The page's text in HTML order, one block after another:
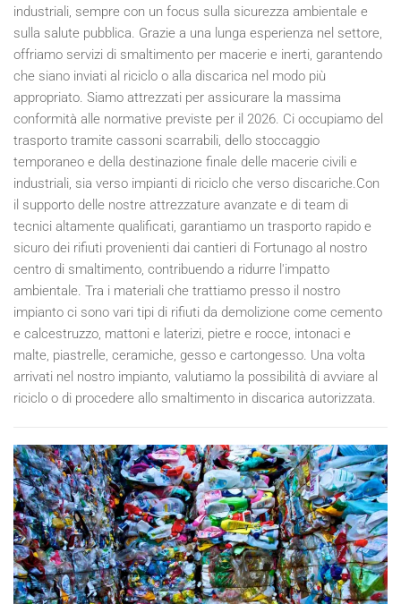
industriali, sempre con un focus sulla sicurezza ambientale e
sulla salute pubblica. Grazie a una lunga esperienza nel settore,
offriamo servizi di smaltimento per macerie e inerti, garantendo
che siano inviati al riciclo o alla discarica nel modo più
appropriato. Siamo attrezzati per assicurare la massima
conformità alle normative previste per il 2026. Ci occupiamo del
trasporto tramite cassoni scarrabili, dello stoccaggio
temporaneo e della destinazione finale delle macerie civili e
industriali, sia verso impianti di riciclo che verso discariche.Con
il supporto delle nostre attrezzature avanzate e di team di
tecnici altamente qualificati, garantiamo un trasporto rapido e
sicuro dei rifiuti provenienti dai cantieri di Fortunago al nostro
centro di smaltimento, contribuendo a ridurre l'impatto
ambientale. Tra i materiali che trattiamo presso il nostro
impianto ci sono vari tipi di rifiuti da demolizione come cemento
e calcestruzzo, mattoni e laterizi, pietre e rocce, intonaci e
malte, piastrelle, ceramiche, gesso e cartongesso. Una volta
arrivati nel nostro impianto, valutiamo la possibilità di avviare al
riciclo o di procedere allo smaltimento in discarica autorizzata.